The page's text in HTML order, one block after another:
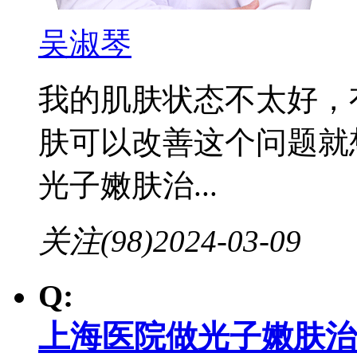
吴淑琴
我的肌肤状态不太好
肤可以改善这个问题
光子嫩肤治...
关注(98)2024-03-09
Q:
上海医院做光子嫩肤